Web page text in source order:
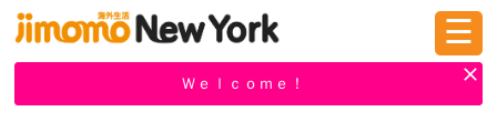
新規登録
☰
Ｗｅｌｃｏｍｅ！